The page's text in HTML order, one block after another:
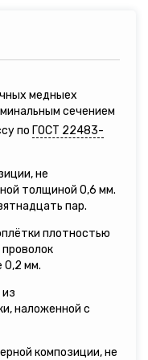
медныех
сечением
по ГОСТ 22483-
не
толщиной 0,6 мм.
пар.
плотностью
0,2 мм.
наложенной с
композиции, не